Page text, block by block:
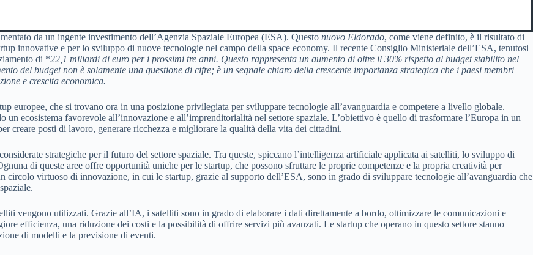
da un ingente investimento dell’Agenzia Spaziale Europea (ESA). Questo nuovo Eldorado, come viene definito, è il risultato di
innovative e per lo sviluppo di nuove tecnologie nel campo della space economy. Il recente Consiglio Ministeriale dell’ESA, tenutosi
di *22,1 miliardi di euro per i prossimi tre anni. Questo rappresenta un aumento di oltre il 30% rispetto al budget stabilito nel
del budget non è solamente una questione di cifre; è un segnale chiaro della crescente importanza strategica che i paesi membri
e crescita economica.
europee, che si trovano ora in una posizione privilegiata per sviluppare tecnologie all’avanguardia e competere a livello globale.
ecosistema favorevole all’innovazione e all’imprenditorialità nel settore spaziale. L’obiettivo è quello di trasformare l’Europa in un
creare posti di lavoro, generare ricchezza e migliorare la qualità della vita dei cittadini.
strategiche per il futuro del settore spaziale. Tra queste, spiccano l’intelligenza artificiale applicata ai satelliti, lo sviluppo di
di queste aree offre opportunità uniche per le startup, che possono sfruttare le proprie competenze e la propria creatività per
virtuoso di innovazione, in cui le startup, grazie al supporto dell’ESA, sono in grado di sviluppare tecnologie all’avanguardia che
vengono utilizzati. Grazie all’IA, i satelliti sono in grado di elaborare i dati direttamente a bordo, ottimizzare le comunicazioni e
efficienza, una riduzione dei costi e la possibilità di offrire servizi più avanzati. Le startup che operano in questo settore stanno
di modelli e la previsione di eventi.